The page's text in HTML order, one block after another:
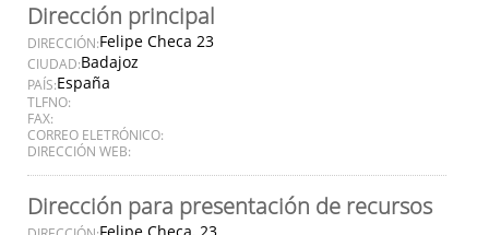
Dirección principal
DIRECCIÓN:Felipe Checa 23
CIUDAD:Badajoz
PAÍS:España
TLFNO:
FAX:
CORREO ELETRÓNICO:
DIRECCIÓN WEB:
Dirección para presentación de recursos